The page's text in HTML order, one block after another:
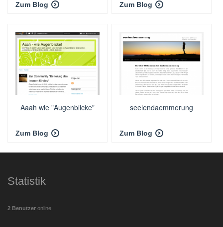
Zum Blog Zum Blog
Aaah wie "Augenblicke"
Zum Blog
seelendaemmerung
Zum Blog
Statistik
2 Benutzer online